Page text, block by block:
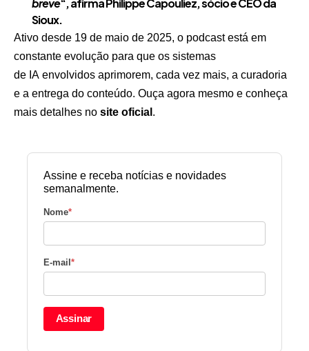
Sioux.
Ativo desde 19 de maio de 2025, o podcast está em
constante evolução para que os sistemas
de IA envolvidos aprimorem, cada vez mais, a curadoria
e a entrega do conteúdo. Ouça agora mesmo e conheça
mais detalhes no site oficial .
Assine e receba notícias e novidades
semanalmente.
Nome*
E-mail*
Assinar